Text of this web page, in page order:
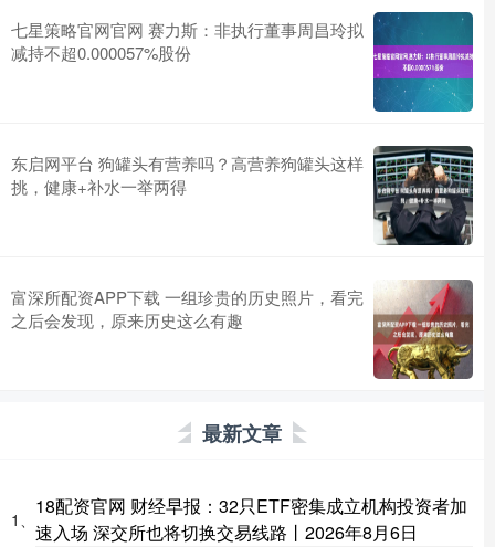
七星策略官网官网 赛力斯：非执行董事周昌玲拟
减持不超0.000057%股份
东启网平台 狗罐头有营养吗？高营养狗罐头这样
挑，健康+补水一举两得
富深所配资APP下载 一组珍贵的历史照片，看完
之后会发现，原来历史这么有趣
最新文章
1、
18配资官网 财经早报：32只ETF密集成立机构投资者加
速入场 深交所也将切换交易线路丨2026年8月6日